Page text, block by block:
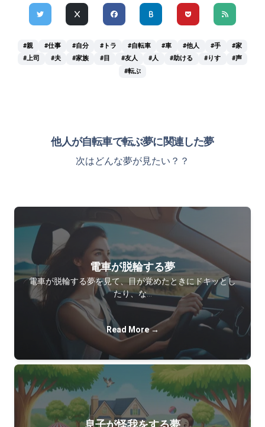
#親 #仕事 #自分 #トラ #自転車 #車 #他人 #手
#家
#上司
#夫 #家族 #目 #友人 #人 #助ける #りす
#声
#転ぶ
他人が自転車で転ぶ夢に関連した夢
次はどんな夢が見たい？？
電車が脱輪する夢
電車が脱輪する夢を見て、目が覚めたときにドキッとし
たり、な…
Read More →
息子が怪我をする夢